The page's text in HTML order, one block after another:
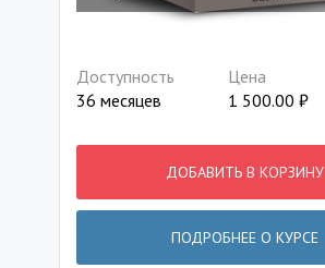
Доступность
36 месяцев
Цена
1 500.00 ₽
ДОБАВИТЬ В КОРЗИНУ
ПОДРОБНЕЕ О КУРСЕ